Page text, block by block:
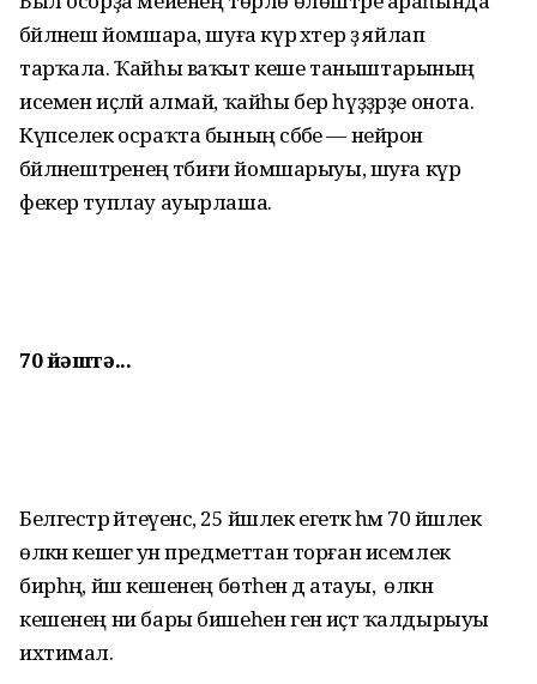
бәйләнеш йомшара, шуға күрә хәтер ҙә яйлап
тарҡала. Ҡайһы ваҡыт кеше таныштарының
исемен иҫләй алмай, ҡайһы бер һүҙҙәрҙе онота.
Күпселек осраҡта бының сәбәбе — нейрон
бәйләнештәренең тәбиғи йомшарыуы, шуға күрә
фекер туплау ауырлаша.
70 йәштә...
Белгестәр әйтеүенсә, 25 йәшлек егеткә һәм 70 йәшлек
өлкән кешегә ун предметтан торған исемлек
бирһәң, йәш кешенең бөтәһен дә атауы, ә өлкән
кешенең ни бары бишеһен генә иҫтә ҡалдырыуы
ихтимал.